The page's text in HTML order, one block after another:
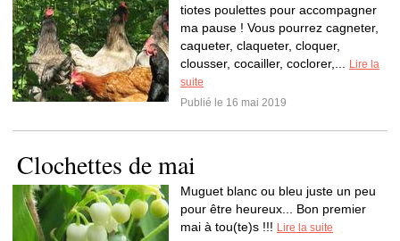
tiotes poulettes pour accompagner
ma pause ! Vous pourrez cagneter,
caqueter, claqueter, cloquer,
clousser, cocailler, coclorer,...
Lire la
suite
Publié le 16 mai 2019
Clochettes de mai
Muguet blanc ou bleu juste un peu
pour être heureux... Bon premier
mai à tou(te)s !!! Lire la suite